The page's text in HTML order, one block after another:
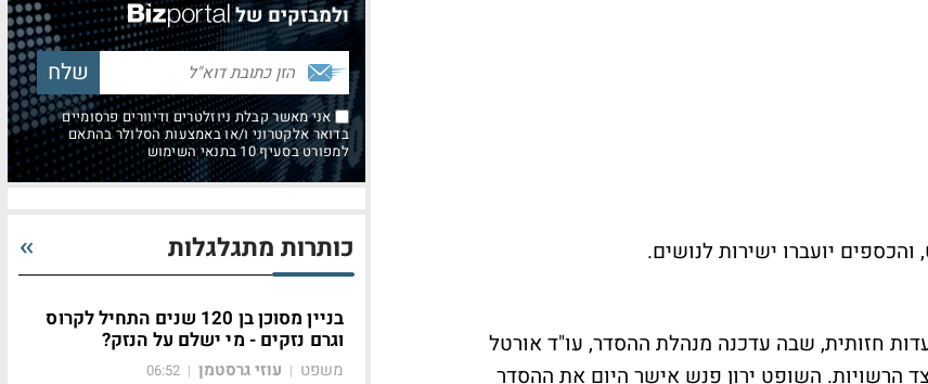
חזותית, שבה עדכנה מנהלת ההסדר, עו"ד אורטל
הרשויות. השופט ירון פנש אישר היום את ההסדר
ולמבזקים של
אני מאשר קבלת ניוזלטרים ודיוורים פרסומיים
בדואר אלקטרוני ו/או באמצעות הסלולר בהתאם
למפורט בסעיף 10 בתנאי השימוש
כותרות מתגלגלות
בניין מסוכן בן 120 שנים התחיל לקרוס
וגרם נזקים - מי ישלם על הנזק?
משפט | עוזי גרסטמן |
06:52